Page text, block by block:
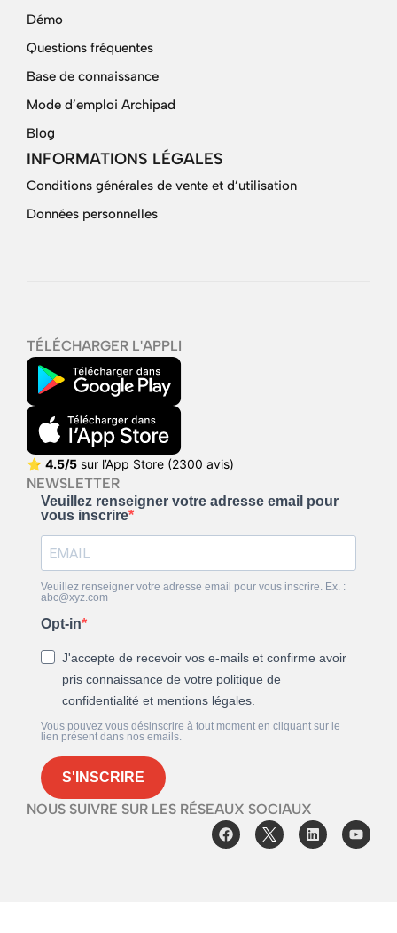
Démo
Questions fréquentes
Base de connaissance
Mode d’emploi Archipad
Blog
INFORMATIONS LÉGALES
Conditions générales de vente et d’utilisation
Données personnelles
TÉLÉCHARGER L'APPLI
⭐ 4.5/5 sur l’App Store (2300 avis)
NEWSLETTER
Veuillez renseigner votre adresse email pour
vous inscrire
Veuillez renseigner votre adresse email pour vous inscrire. Ex. :
abc@xyz.com
Opt-in
J'accepte de recevoir vos e-mails et confirme avoir
pris connaissance de votre politique de
confidentialité et mentions légales.
Vous pouvez vous désinscrire à tout moment en cliquant sur le
lien présent dans nos emails.
S'INSCRIRE
NOUS SUIVRE SUR LES RÉSEAUX SOCIAUX